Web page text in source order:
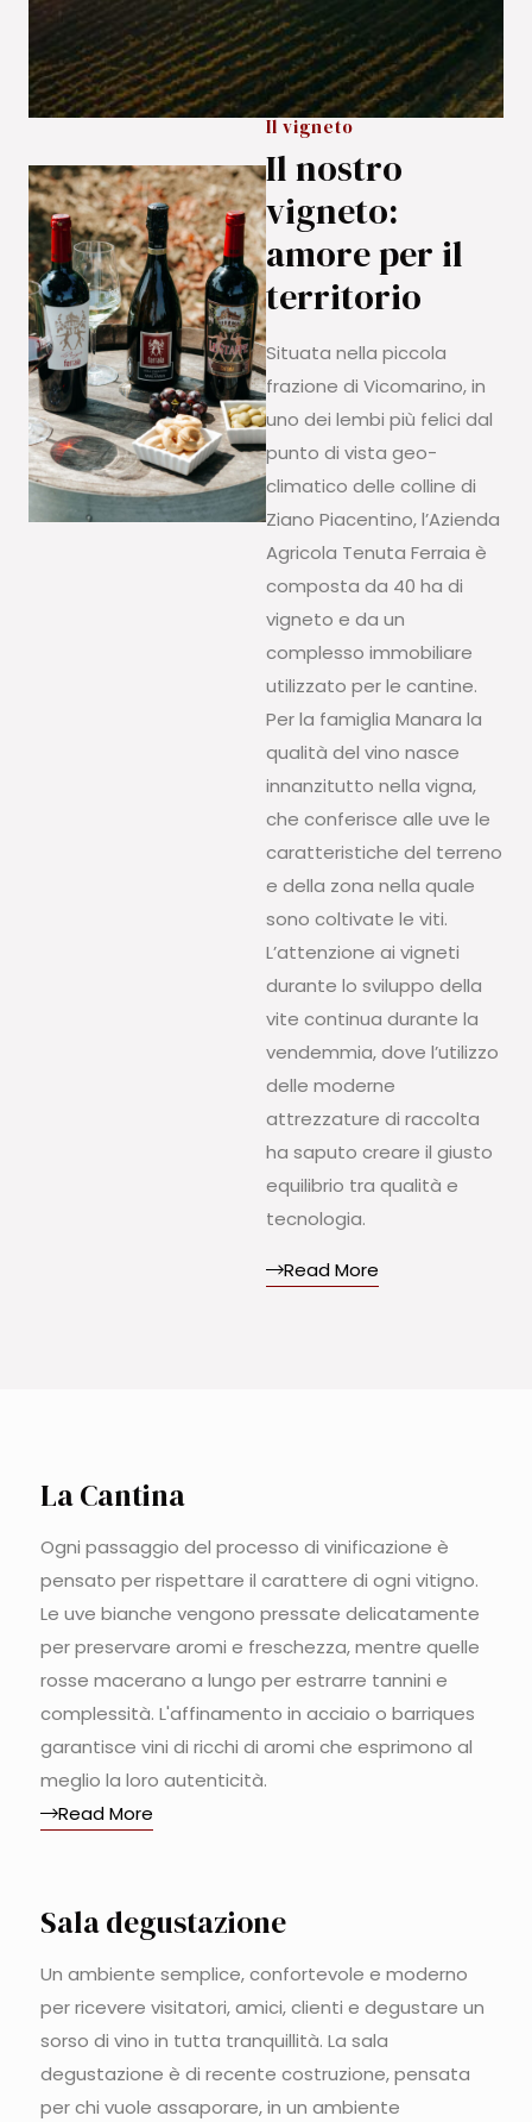
Il vigneto
Il nostro
vigneto:
amore per il
territorio
Situata nella piccola
frazione di Vicomarino, in
uno dei lembi più felici dal
punto di vista geo-
climatico delle colline di
Ziano Piacentino, l’Azienda
Agricola Tenuta Ferraia è
composta da 40 ha di
vigneto e da un
complesso immobiliare
utilizzato per le cantine.
Per la famiglia Manara la
qualità del vino nasce
innanzitutto nella vigna,
che conferisce alle uve le
caratteristiche del terreno
e della zona nella quale
sono coltivate le viti.
L’attenzione ai vigneti
durante lo sviluppo della
vite continua durante la
vendemmia, dove l’utilizzo
delle moderne
attrezzature di raccolta
ha saputo creare il giusto
equilibrio tra qualità e
tecnologia.
Read More
La Cantina
Ogni passaggio del processo di vinificazione è
pensato per rispettare il carattere di ogni vitigno.
Le uve bianche vengono pressate delicatamente
per preservare aromi e freschezza, mentre quelle
rosse macerano a lungo per estrarre tannini e
complessità. L'affinamento in acciaio o barriques
garantisce vini di ricchi di aromi che esprimono al
meglio la loro autenticità.
Read More
Sala degustazione
Un ambiente semplice, confortevole e moderno
per ricevere visitatori, amici, clienti e degustare un
sorso di vino in tutta tranquillità. La sala
degustazione è di recente costruzione, pensata
per chi vuole assaporare, in un ambiente